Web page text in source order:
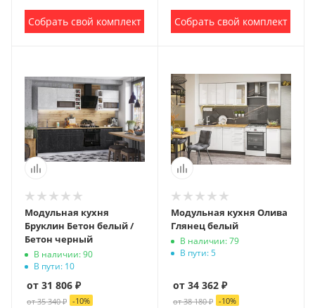
Собрать свой комплект Собрать свой комплект
Модульная кухня
Бруклин Бетон белый /
Бетон черный
В наличии: 90
В пути: 10
от 31 806 ₽
от 35 340 ₽ -10%
Модульная кухня Олива
Глянец белый
В наличии: 79
В пути: 5
от 34 362 ₽
от 38 180 ₽ -10%